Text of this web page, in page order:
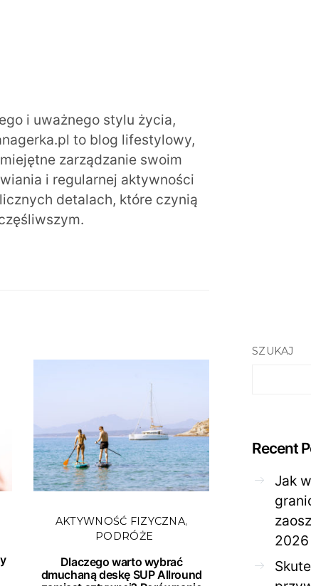
i uważnego stylu życia,
to blog lifestylowy,
zarządzanie swoim
i regularnej aktywności
detalach, które czynią
AKTYWNOŚĆ FIZYCZNA
PODRÓŻE
Dlaczego warto wybrać
dmuchaną deskę SUP Allround
Jak
SZUKAJ
Recent
Jak
2026